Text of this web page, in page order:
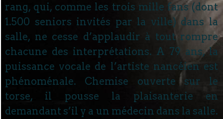
rang, qui, comme les trois mille fans (dont
1.500 seniors invités par la ville) dans la
salle, ne cesse d’applaudir à tout rompre
chacune des interprétations. A 79 ans, la
puissance vocale de l’artiste nancéien est
phénoménale. Chemise ouverte sur le
torse, il pousse la plaisanterie en
demandant s’il y a un médecin dans la salle.